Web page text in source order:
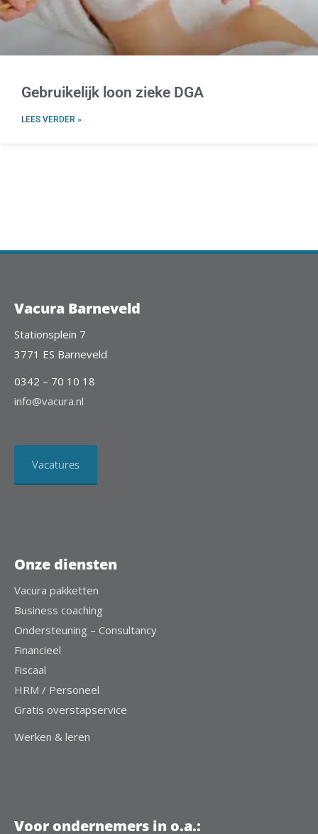
Gebruikelijk loon zieke DGA
LEES VERDER »
Vacura Barneveld
Stationsplein 7
3771 ES Barneveld
0342 – 70 10 18
info@vacura.nl
Vacatures
Onze diensten
Vacura pakketten
Business coaching
Ondersteuning – Consultancy
Financieel
Fiscaal
HRM / Personeel
Gratis overstapservice
Werken & leren
Voor ondernemers in o.a.: